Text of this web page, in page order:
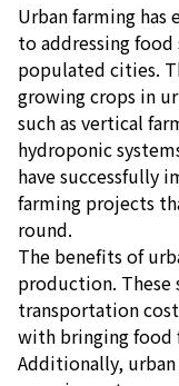
Urban farming has
to addressing
populated cities.
growing crops in
such as vertical
hydroponic
have successfully
farming projects
round.
The benefits of
production. These
transportation
with bringing food
Additionally,